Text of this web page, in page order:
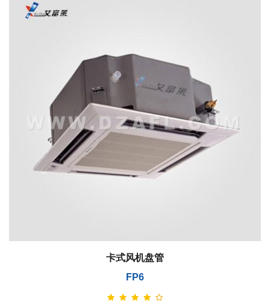
卡式风机盘管
FP6